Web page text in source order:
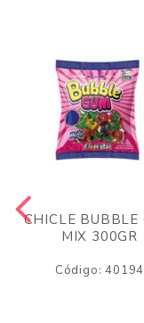
CHICLE BUBBLE
MIX 300GR
Código: 40194